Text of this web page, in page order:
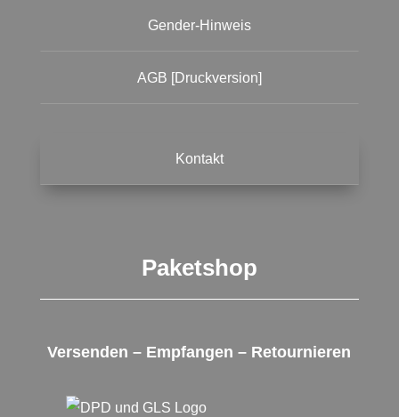
Gender-Hinweis
AGB [Druckversion]
Kontakt
Paketshop
Versenden – Empfangen – Retournieren